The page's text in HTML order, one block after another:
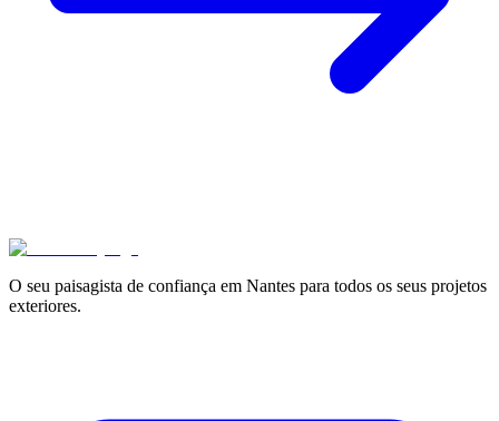
O seu paisagista de confiança em Nantes para todos os seus projetos
exteriores.